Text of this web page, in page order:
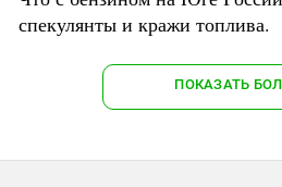
спекулянты и кражи топлива.
ПОКАЗАТЬ